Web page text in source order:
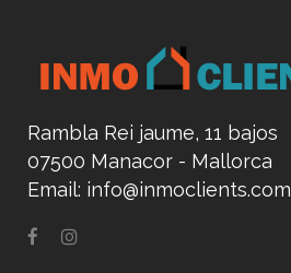
Rambla Rei jaume, 11 bajos
07500 Manacor - Mallorca
Email: info@inmoclients.com